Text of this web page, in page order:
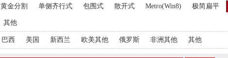
黄金分割 单侧齐行式 包围式 散开式 Metro(Win8) 极简扁平
其他
巴西 美国 新西兰 欧美其他 俄罗斯 非洲其他 其他